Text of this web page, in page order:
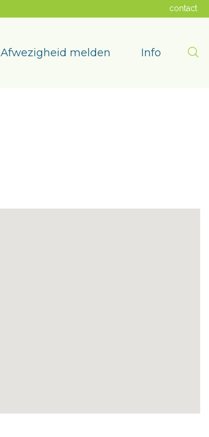
Afwezigheid melden Info
contact